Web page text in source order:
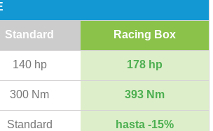
Standard Racing Box
140 hp 178 hp
300 Nm 393 Nm
Standard hasta -15%